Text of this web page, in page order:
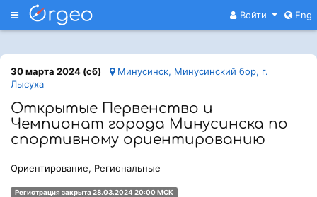
Меню Войти Eng
30 марта 2024 (сб)
Минусинск, Минусинский бор, г.
Лысуха
Открытые Первенство и
Чемпионат города Минусинска по
спортивному ориентированию
Ориентирование, Региональные
Регистрация закрыта 28.03.2024 20:00 МСК